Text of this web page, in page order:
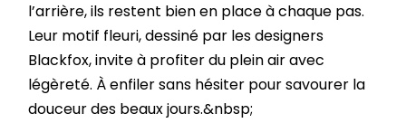
l’arrière, ils restent bien en place à chaque pas.
Leur motif fleuri, dessiné par les designers
Blackfox, invite à profiter du plein air avec
légèreté. À enfiler sans hésiter pour savourer la
douceur des beaux jours.&nbsp;